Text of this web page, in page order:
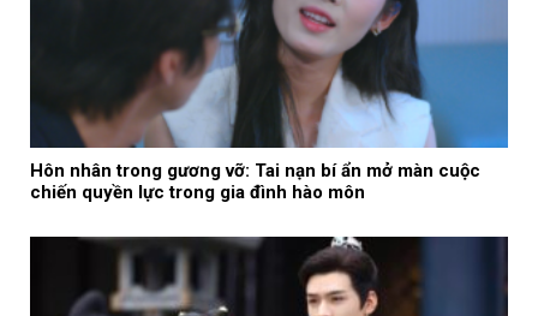
Hôn nhân trong gương vỡ: Tai nạn bí ẩn mở màn cuộc
chiến quyền lực trong gia đình hào môn